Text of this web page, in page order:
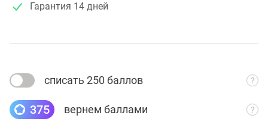
Гарантия 14 дней
списать 250 баллов
375 вернем баллами